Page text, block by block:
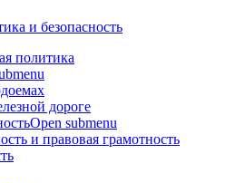
и безопасность
политика
дороге
Open submenu
и правовая грамотность